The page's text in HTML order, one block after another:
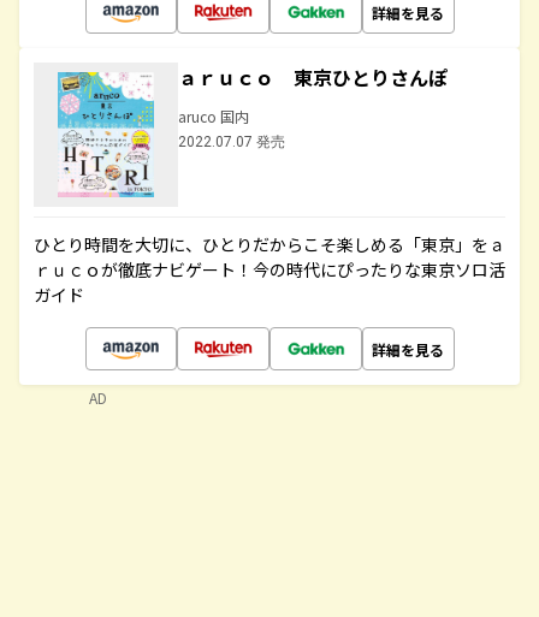
詳細を見る
ａｒｕｃｏ 東京ひとりさんぽ
aruco 国内
2022.07.07 発売
ひとり時間を大切に、ひとりだからこそ楽しめる「東京」をａ
ｒｕｃｏが徹底ナビゲート！今の時代にぴったりな東京ソロ活
ガイド
詳細を見る
AD